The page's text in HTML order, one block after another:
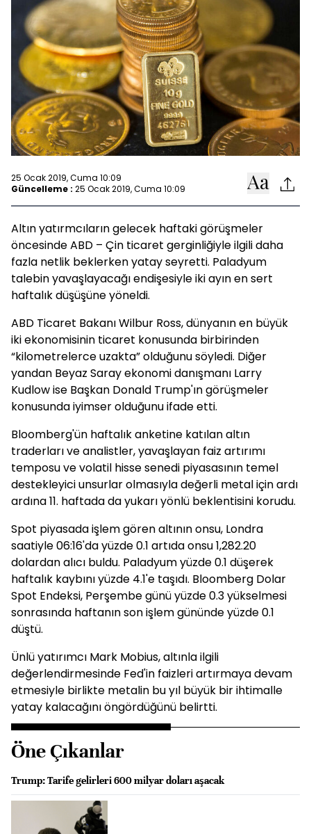
25 Ocak 2019, Cuma 10:09
Güncelleme : 25 Ocak 2019, Cuma 10:09
Altın yatırmcıların gelecek haftaki görüşmeler
öncesinde ABD – Çin ticaret gerginliğiyle ilgili daha
fazla netlik beklerken yatay seyretti. Paladyum
talebin yavaşlayacağı endişesiyle iki ayın en sert
haftalık düşüşüne yöneldi.
ABD Ticaret Bakanı Wilbur Ross, dünyanın en büyük
iki ekonomisinin ticaret konusunda birbirinden
“kilometrelerce uzakta” olduğunu söyledi. Diğer
yandan Beyaz Saray ekonomi danışmanı Larry
Kudlow ise Başkan Donald Trump'ın görüşmeler
konusunda iyimser olduğunu ifade etti.
Bloomberg'ün haftalık anketine katılan altın
traderları ve analistler, yavaşlayan faiz artırımı
temposu ve volatil hisse senedi piyasasının temel
destekleyici unsurlar olmasıyla değerli metal için ardı
ardına 11. haftada da yukarı yönlü beklentisini korudu.
Spot piyasada işlem gören altının onsu, Londra
saatiyle 06:16'da yüzde 0.1 artıda onsu 1,282.20
dolardan alıcı buldu. Paladyum yüzde 0.1 düşerek
haftalık kaybını yüzde 4.1'e taşıdı. Bloomberg Dolar
Spot Endeksi, Perşembe günü yüzde 0.3 yükselmesi
sonrasında haftanın son işlem gününde yüzde 0.1
düştü.
Ünlü yatırımcı Mark Mobius, altınla ilgili
değerlendirmesinde Fed'in faizleri artırmaya devam
etmesiyle birlikte metalin bu yıl büyük bir ihtimalle
yatay kalacağını öngördüğünü belirtti.
Öne Çıkanlar
Trump: Tarife gelirleri 600 milyar doları aşacak